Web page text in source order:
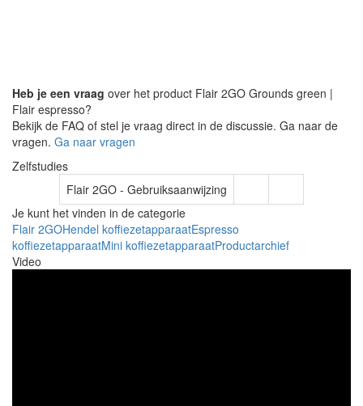
Heb je een vraag over het product Flair 2GO Grounds green |
Flair espresso?
Bekijk de FAQ of stel je vraag direct in de discussie. Ga naar de
vragen. Ga naar vragen
Zelfstudies
Flair 2GO - Gebruiksaanwijzing
Je kunt het vinden in de categorie
Flair 2GOHendel koffiezetapparaatEspresso
koffiezetapparaatMini koffiezetapparaatProductarchief
Video